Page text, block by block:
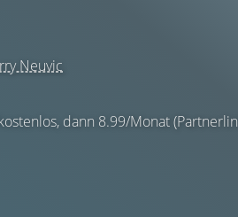
Neuvic
dann 8.99/Monat